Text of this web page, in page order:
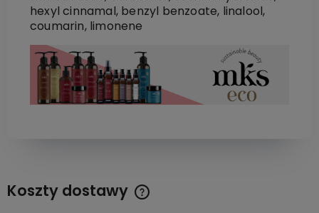
hexyl cinnamal, benzyl benzoate, linalool,
coumarin, limonene
Koszty dostawy